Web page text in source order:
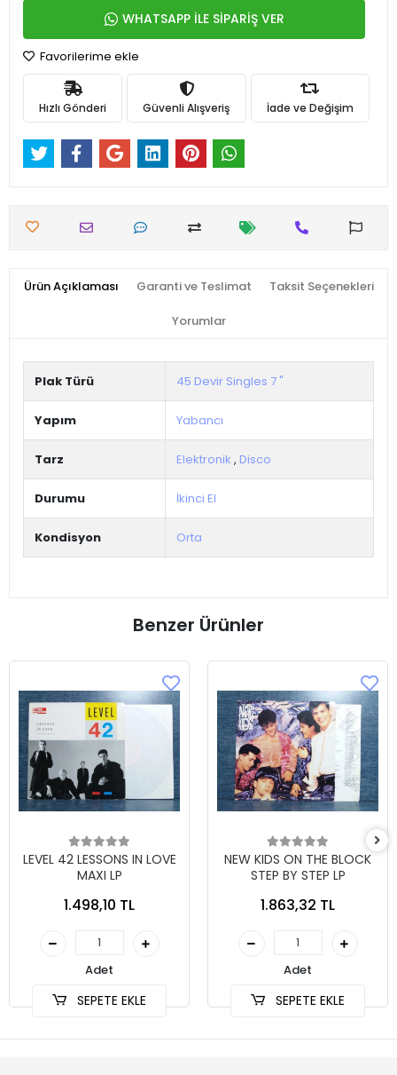
WHATSAPP İLE SİPARİŞ VER
Favorilerime ekle
Hızlı Gönderi Güvenli Alışveriş İade ve Değişim
Ürün Açıklaması Garanti ve Teslimat Taksit Seçenekleri
Yorumlar
Plak Türü 45 Devir Singles 7 "
Yapım Yabancı
Tarz Elektronik , Disco
Durumu İkinci El
Kondisyon Orta
Benzer Ürünler
LEVEL 42 LESSONS IN LOVE
MAXI LP
1.498,10 TL
Adet
SEPETE EKLE
NEW KIDS ON THE BLOCK
STEP BY STEP LP
1.863,32 TL
Adet
SEPETE EKLE